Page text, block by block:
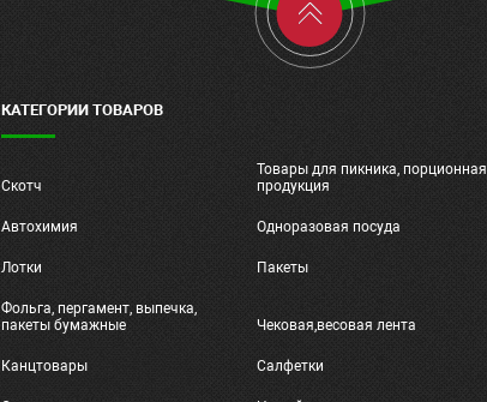
КАТЕГОРИИ ТОВАРОВ
Скотч
Товары для пикника, порционная
продукция
Автохимия Одноразовая посуда
Лотки Пакеты
Фольга, пергамент, выпечка,
пакеты бумажные
Чековая,весовая лента
Канцтовары Салфетки